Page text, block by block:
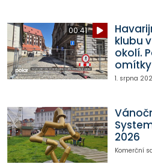
00:41
klubu
okolí.
omítky
1. srpna
2026
Komerční